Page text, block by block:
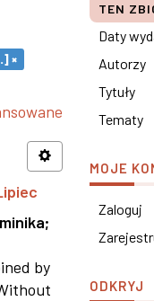
×
;
by
TEN
Daty
Autorzy
Tytuły
Tematy
MOJE
Zaloguj
ODKRYJ